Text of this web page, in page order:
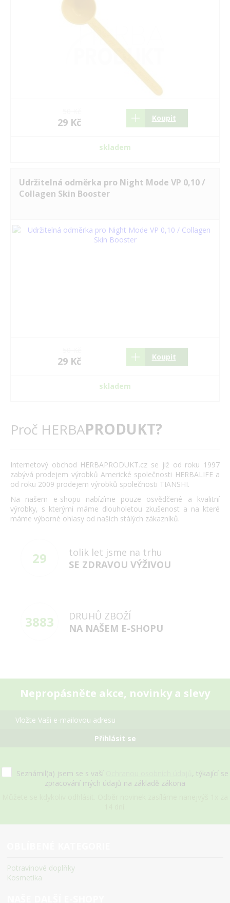
29 Kč Koupit
skladem
Udržitelná odměrka pro Night Mode VP 0,10 /
Collagen Skin Booster
29 Kč Koupit
skladem
Proč HERBAPRODUKT?
Internetový obchod HERBAPRODUKT.cz se již od roku 1997
zabývá prodejem výrobků Americké společnosti HERBALIFE a
od roku 2009 prodejem výrobků společnosti TIANSHI.
Na našem e-shopu nabízíme pouze osvědčené a kvalitní
výrobky, s kterými máme dlouholetou zkušenost a na které
máme výborné ohlasy od našich stálých zákazníků.
29
tolik let jsme na trhu
SE ZDRAVOU VÝŽIVOU
3883
DRUHŮ ZBOŽÍ
NA NAŠEM E-SHOPU
Nepropásněte akce, novinky a slevy
Přihlásit se
Seznámil(a) jsem se s vaší
, týkající se
zpracování mých údajů na základě zákona
Potravinové doplňky
Kosmetika